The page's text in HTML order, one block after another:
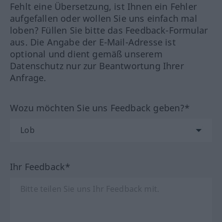
Fehlt eine Übersetzung, ist Ihnen ein Fehler
aufgefallen oder wollen Sie uns einfach mal
loben? Füllen Sie bitte das Feedback-Formular
aus. Die Angabe der E-Mail-Adresse ist
optional und dient gemäß unserem
Datenschutz nur zur Beantwortung Ihrer
Anfrage.
Wozu möchten Sie uns Feedback geben?*
Ihr Feedback*